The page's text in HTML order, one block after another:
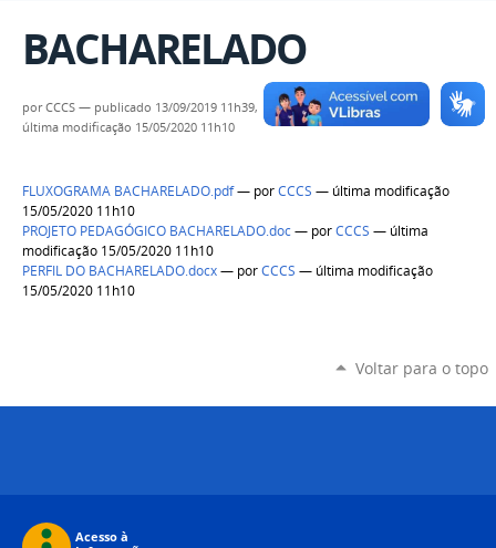
BACHARELADO
porCCCS — publicado 13/09/2019 11h39,
última modificação 15/05/2020 11h10
FLUXOGRAMA BACHARELADO.pdf— porCCCS — última modificação
15/05/2020 11h10
PROJETO PEDAGÓGICO BACHARELADO.doc— porCCCS — última
modificação 15/05/2020 11h10
PERFIL DO BACHARELADO.docx— porCCCS — última modificação
15/05/2020 11h10
Voltar para o topo